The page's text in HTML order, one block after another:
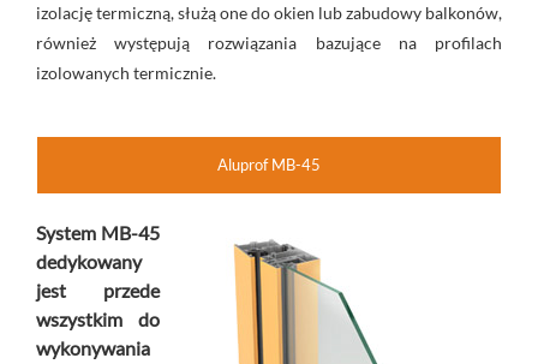
izolację termiczną, służą one do okien lub zabudowy balkonów,
również występują rozwiązania bazujące na profilach
izolowanych termicznie.
Aluprof MB-45
System MB-45
dedykowany
jest przede
wszystkim do
wykonywania